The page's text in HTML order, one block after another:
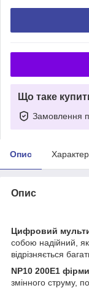
Що таке
Замовлення
Опис
Опис
Цифровий
собою надійний,
відрізняється
NP10 200Е1
змінного струму,